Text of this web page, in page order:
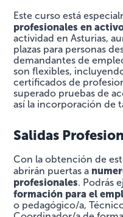
Este curso está
profesionales en
actividad en Asturias,
plazas para personas
demandantes de
son flexibles,
certificados de
superado pruebas de
así la incorporación de
Salidas
Con la obtención de
abrirán puertas a
profesionales. Podrás
formación para el
o pedagógico/a,